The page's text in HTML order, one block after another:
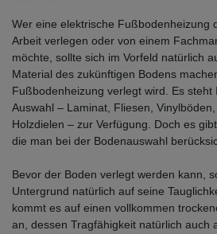
Wer eine elektrische Fußbodenheizung
Arbeit verlegen oder von einem
möchte, sollte sich im Vorfeld natürlich
Material des zukünftigen Bodens
Fußbodenheizung verlegt wird. Es
Auswahl – Laminat, Fliesen,
Holzdielen – zur Verfügung. Doch es
die man bei der Bodenauswahl
Bevor der Boden verlegt werden kann,
Untergrund natürlich auf seine
kommt es auf einen vollkommen
an, dessen Tragfähigkeit natürlich auch